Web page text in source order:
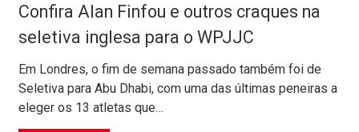
Confira Alan Finfou e outros craques na
seletiva inglesa para o WPJJC
Em Londres, o fim de semana passado também foi de
Seletiva para Abu Dhabi, com uma das últimas peneiras a
eleger os 13 atletas que…